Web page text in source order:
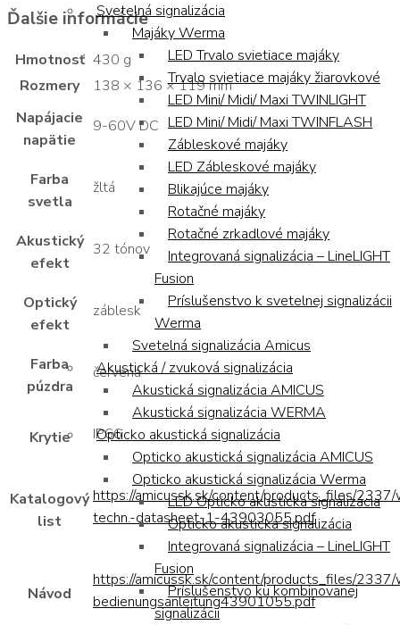
Svetelná signalizácia
Majáky Werma
LED Trvalo svietiace majáky
Trvalo svietiace majáky žiarovkové
LED Mini/ Midi/ Maxi TWINLIGHT
LED Mini/ Midi/ Maxi TWINFLASH
Zábleskové majáky
LED Zábleskové majáky
Blikajúce majáky
Rotačné majáky
Rotačné zrkadlové majáky
Integrovaná signalizácia – LineLIGHT
Fusion
Príslušenstvo k svetelnej signalizácii
Werma
Svetelná signalizácia Amicus
Akustická / zvuková signalizácia
Akustická signalizácia AMICUS
Akustická signalizácia WERMA
Opticko akustická signalizácia
Opticko akustická signalizácia AMICUS
Opticko akustická signalizácia Werma
LED Opticko akustická signalizácia
Opticko akustická signalizácia
Integrovaná signalizácia – LineLIGHT
Fusion
Príslušenstvo ku kombinovanej
signalizácii
Ďalšie informácie
Hmotnosť 430 g
Rozmery
138 × 136 × 119 mm
Napájacie
napätie
9-60V DC
Farba
svetla
žltá
Akustický
efekt
32 tónov
Optický
efekt
záblesk
Farba
púzdra
červená
Krytie IP66
Katalogový
list
https://amicussk.sk/content/products_files/
techn.-datasheet-1-43903055.pdf
Návod
https://amicussk.sk/content/products_files/
bedienungsanleitung43901055.pdf